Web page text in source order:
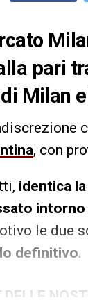
pari
Milan
, con
identica
intorno
le due
definitivo.